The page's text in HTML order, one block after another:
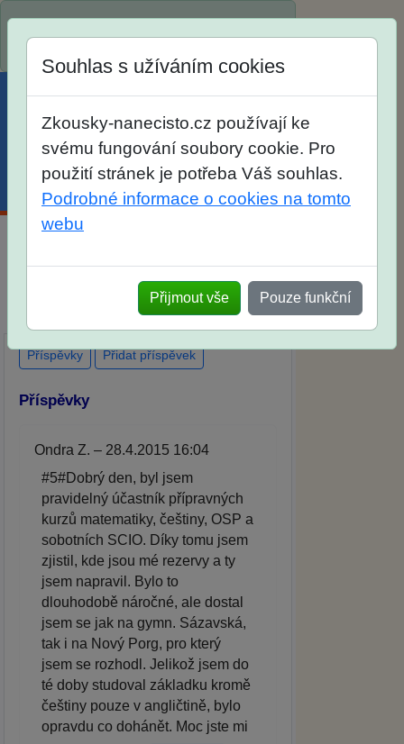
SŠ? Vaše ohlasy po skutečných
přijímacích zkouškách
Souhlas s užíváním cookies
Zkousky-nanecisto.cz používají ke
svému fungování soubory cookie. Pro
použití stránek je potřeba Váš souhlas.
Podrobné informace o cookies na tomto
webu
Přijmout vše Pouze funkční
Příspěvky Přidat příspěvek
Příspěvky
Ondra Z. – 28.4.2015 16:04
#5#Dobrý den, byl jsem
pravidelný účastník přípravných
kurzů matematiky, češtiny, OSP a
sobotních SCIO. Díky tomu jsem
zjistil, kde jsou mé rezervy a ty
jsem napravil. Bylo to
dlouhodobě náročné, ale dostal
jsem se jak na gymn. Sázavská,
tak i na Nový Porg, pro který
jsem se rozhodl. Jelikož jsem do
té doby studoval základku kromě
češtiny pouze v angličtině, bylo
opravdu co dohánět. Moc jste mi